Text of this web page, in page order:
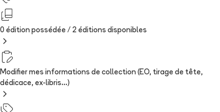
0 édition possédée / 2 éditions disponibles
Modifier mes informations de collection (EO, tirage de tête,
dédicace, ex-libris...)